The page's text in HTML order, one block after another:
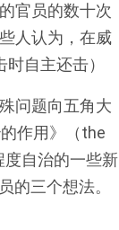
官员的数十次
人认为，在威
自主还击）
问题向五角大
作用》（the
度自治的一些新
的三个想法。